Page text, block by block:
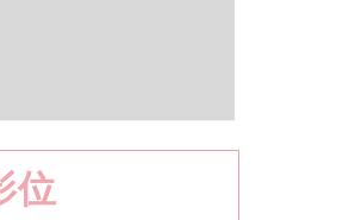
位